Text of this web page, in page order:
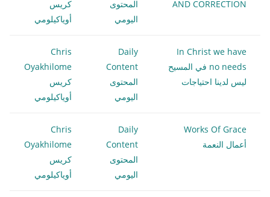
AND CORRECTION
المحتوى
اليومي
كريس
أوياكيلومي
In Christ we have
no needs في المسيح
ليس لدينا احتياجات
Daily
Content
المحتوى
اليومي
Chris
Oyakhilome
كريس
أوياكيلومي
Works Of Grace
أعمال النعمة
Daily
Content
المحتوى
اليومي
Chris
Oyakhilome
كريس
أوياكيلومي